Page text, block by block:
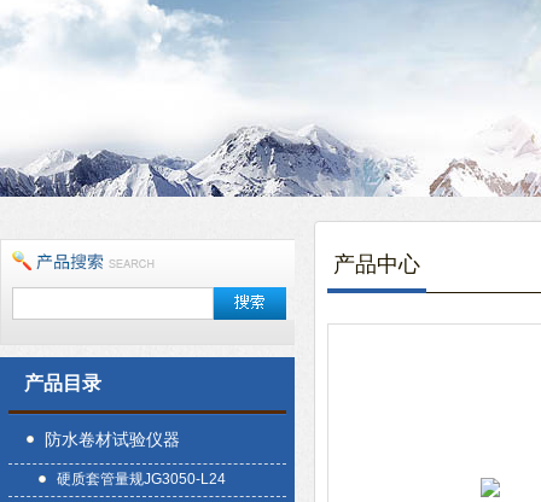
产品目录
防水卷材试验仪器
硬质套管量规JG3050-L24
产品中心